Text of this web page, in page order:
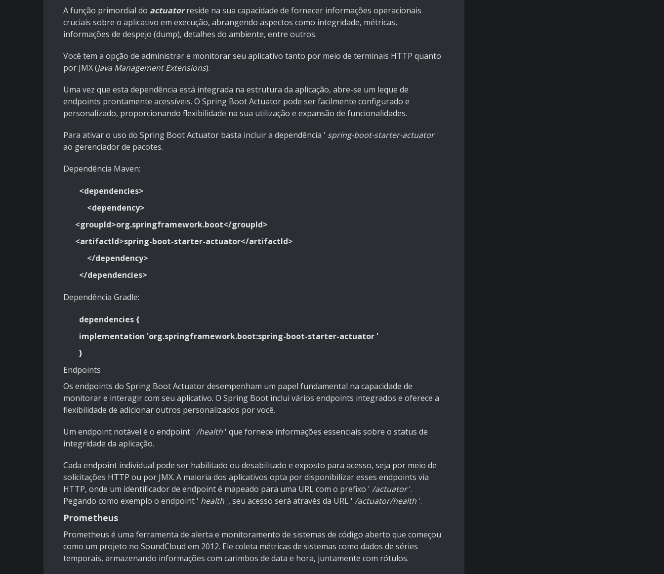
A função primordial do actuator reside na sua capacidade de fornecer informações operacionais
cruciais sobre o aplicativo em execução, abrangendo aspectos como integridade, métricas,
informações de despejo (dump), detalhes do ambiente, entre outros.
Você tem a opção de administrar e monitorar seu aplicativo tanto por meio de terminais HTTP quanto
por JMX (Java Management Extensions).
Uma vez que esta dependência está integrada na estrutura da aplicação, abre-se um leque de
endpoints prontamente acessíveis. O Spring Boot Actuator pode ser facilmente configurado e
personalizado, proporcionando flexibilidade na sua utilização e expansão de funcionalidades.
Para ativar o uso do Spring Boot Actuator basta incluir a dependência ' spring-boot-starter-actuator '
ao gerenciador de pacotes.
Dependência Maven:
<dependencies>
<dependency>
<groupId>org.springframework.boot</groupId>
<artifactId>spring-boot-starter-actuator</artifactId>
</dependency>
</dependencies>
Dependência Gradle:
dependencies {
implementation 'org.springframework.boot:spring-boot-starter-actuator '
}
Endpoints
Os endpoints do Spring Boot Actuator desempenham um papel fundamental na capacidade de
monitorar e interagir com seu aplicativo. O Spring Boot inclui vários endpoints integrados e oferece a
flexibilidade de adicionar outros personalizados por você.
Um endpoint notável é o endpoint ' /health ' que fornece informações essenciais sobre o status de
integridade da aplicação.
Cada endpoint individual pode ser habilitado ou desabilitado e exposto para acesso, seja por meio de
solicitações HTTP ou por JMX. A maioria dos aplicativos opta por disponibilizar esses endpoints via
HTTP, onde um identificador de endpoint é mapeado para uma URL com o prefixo ' /actuator'.
Pegando como exemplo o endpoint ' health ', seu acesso será através da URL ' /actuator/health '.
Prometheus
Prometheus é uma ferramenta de alerta e monitoramento de sistemas de código aberto que começou
como um projeto no SoundCloud em 2012. Ele coleta métricas de sistemas como dados de séries
temporais, armazenando informações com carimbos de data e hora, juntamente com rótulos.